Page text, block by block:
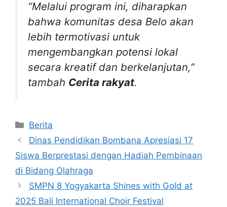
“Melalui program ini, diharapkan
bahwa komunitas desa Belo akan
lebih termotivasi untuk
mengembangkan potensi lokal
secara kreatif dan berkelanjutan,”
tambah Cerita rakyat.
Kategori
Berita
Dinas Pendidikan Bombana Apresiasi 17
Siswa Berprestasi dengan Hadiah Pembinaan
di Bidang Olahraga
SMPN 8 Yogyakarta Shines with Gold at
2025 Bali International Choir Festival